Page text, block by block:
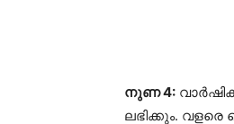
നുണ 4:
ലഭിക്കും.